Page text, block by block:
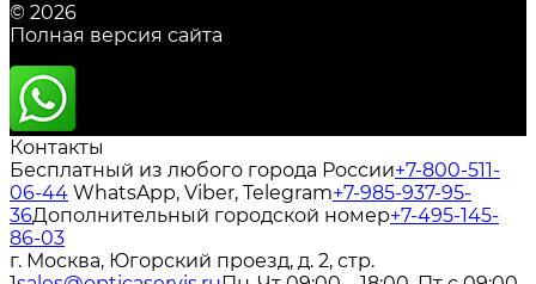
© 2026
Полная версия сайта
Контакты
Бесплатный из любого города России+7-800-511-
06-44 WhatsApp, Viber, Telegram+7-985-937-95-
36Дополнительный городской номер+7-495-145-
86-03
г. Москва, Югорский проезд, д. 2, стр.